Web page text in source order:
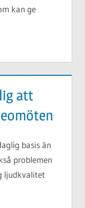
kan ge
att
basis än
problemen
ljudkvalitet